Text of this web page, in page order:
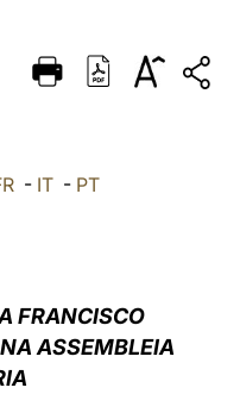
DEUTSCH
العربيّة - IT - PT
FRANCISCO
ASSEMBLEIA